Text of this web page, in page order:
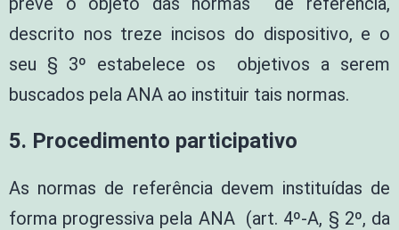
descrito nos treze incisos do dispositivo, e o
seu § 3º estabelece os objetivos a serem
buscados pela ANA ao instituir tais normas.
5. Procedimento participativo
As normas de referência devem instituídas de
forma progressiva pela ANA (art. 4º-A, § 2º, da